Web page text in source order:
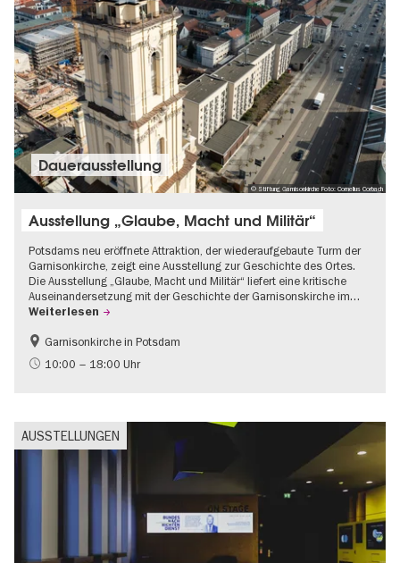
© Stiftung Garnisonkirche Foto: Cornelius Corbach
Dauer­aus­stel­lung
Ausstellung „Glaube, Macht und Militär“
Potsdams neu eröffnete Attraktion, der wiederaufgebaute Turm der
Garnisonkirche, zeigt eine Ausstellung zur Geschichte des Ortes.
Die Ausstellung „Glaube, Macht und Militär“ liefert eine kritische
Auseinandersetzung mit der Geschichte der Garnisonskirche im…
Weiterlesen
Geschichte
Brandenburg
Garnisonkirche in Potsdam
10:00 – 18:00 Uhr
AUSSTELLUNGEN